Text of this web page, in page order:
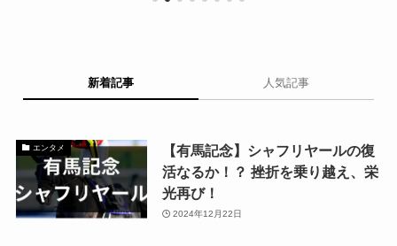
新着記事 人気記事
エンタメ
【有馬記念】シャフリヤールの復
活なるか！？ 挫折を乗り越え、栄
光再び！
2024年12月22日